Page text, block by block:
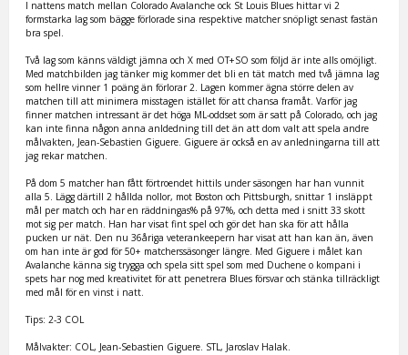
I nattens match mellan Colorado Avalanche ock St Louis Blues hittar vi 2
formstarka lag som bägge förlorade sina respektive matcher snöpligt senast fastän
bra spel.
Två lag som känns väldigt jämna och X med OT+SO som följd är inte alls omöjligt.
Med matchbilden jag tänker mig kommer det bli en tät match med två jämna lag
som hellre vinner 1 poäng än förlorar 2. Lagen kommer ägna större delen av
matchen till att minimera misstagen istället för att chansa framåt. Varför jag
finner matchen intressant är det höga ML-oddset som är satt på Colorado, och jag
kan inte finna någon anna anldedning till det än att dom valt att spela andre
målvakten, Jean-Sebastien Giguere. Giguere är också en av anledningarna till att
jag rekar matchen.
På dom 5 matcher han fått förtroendet hittils under säsongen har han vunnit
alla 5. Lägg därtill 2 hållda nollor, mot Boston och Pittsburgh, snittar 1 insläppt
mål per match och har en räddningas% på 97%, och detta med i snitt 33 skott
mot sig per match. Han har visat fint spel och gör det han ska för att hålla
pucken ur nät. Den nu 36åriga veterankeepern har visat att han kan än, även
om han inte är god för 50+ matcherssäsonger längre. Med Giguere i målet kan
Avalanche känna sig trygga och spela sitt spel som med Duchene o kompani i
spets har nog med kreativitet för att penetrera Blues försvar och stänka tillräckligt
med mål för en vinst i natt.
Tips: 2-3 COL
Målvakter: COL, Jean-Sebastien Giguere. STL, Jaroslav Halak.